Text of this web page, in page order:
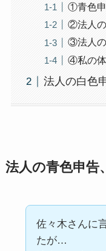
①青色申
②法人の
③法人の
④私の
法人の白色
法人の青色申告
佐々木さんに
たが…